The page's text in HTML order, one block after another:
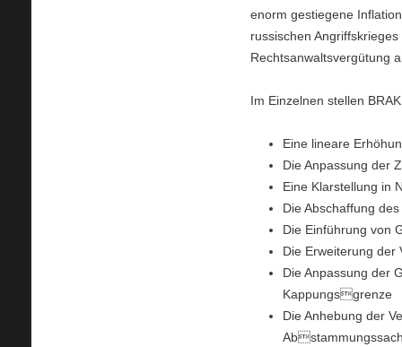
enorm gestiegene
russischen
Rechtsanwaltsvergütung
Im Einzelnen stellen
Eine lineare
Die Anpassung der
Eine Klarstellung in
Die Abschaffung
Die Einführung von
Die Erweiterung der
Die Anpassung der
Kappungsgrenze
Die Anhebung der